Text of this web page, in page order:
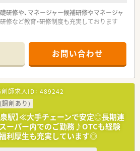
研修や、マネージャー候補研修やマネージャ
修など教育・研修制度も充実しております
お問い合わせ
師求人ID： 489242
調剤あり)
駅】≪大手チェーンで安定◎長期連
ーパー内でのご勤務♪OTCも経験
利厚生も充実しています◎